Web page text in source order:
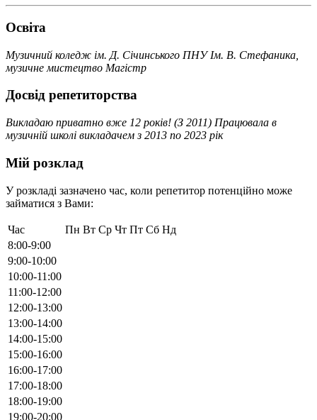
Освiта
Музичний коледж ім. Д. Січинського ПНУ Ім. В. Стефаника,
музичне мистецтво Магістр
Досвід репетиторства
Викладаю приватно вже 12 років! (З 2011) Працювала в
музичній школі викладачем з 2013 по 2023 рік
Мій розклад
У розкладі зазначено час, коли репетитор потенційно може
займатися з Вами:
Час Пн Вт Ср Чт Пт Сб Нд
8:00-9:00
9:00-10:00
10:00-11:00
11:00-12:00
12:00-13:00
13:00-14:00
14:00-15:00
15:00-16:00
16:00-17:00
17:00-18:00
18:00-19:00
19:00-20:00